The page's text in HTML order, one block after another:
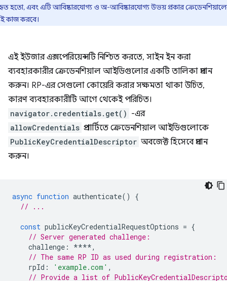
হতো, এবং এটি আবিষ্কারযোগ্য ও অ-আবিষ্কারযোগ্য উভয় প্রকার
কাজ করবে।
এই ইউজার এক্সপেরিয়েন্সটি নিশ্চিত করতে, সাইন ইন করা
ব্যবহারকারীর ক্রেডেনশিয়াল আইডিগুলোর একটি তালিকা প্রদান
করুন। RP-এর সেগুলো কোয়েরি করার সক্ষমতা থাকা উচিত,
কারণ ব্যবহারকারীটি আগে থেকেই পরিচিত।
navigator.credentials.get() -এর
allowCredentials প্রপার্টিতে ক্রেডেনশিয়াল আইডিগুলোকে
PublicKeyCredentialDescriptor অবজেক্ট হিসেবে প্রদান
করুন।
async function authenticate()
{
// ...
const publicKeyCredentialRequestOptions = {
// Server generated challenge:
challenge : ****,
// The same RP ID as used during registration:
rpId : 'example.com' ,
// Provide a list of